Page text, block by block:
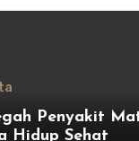
Penyakit
Hidup Sehat